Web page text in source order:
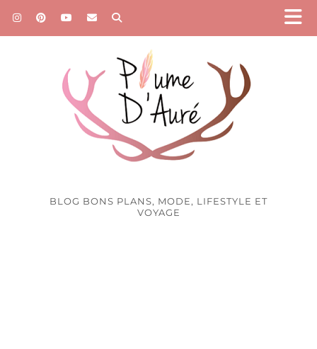
BLOG BONS PLANS, MODE, LIFESTYLE ET
VOYAGE